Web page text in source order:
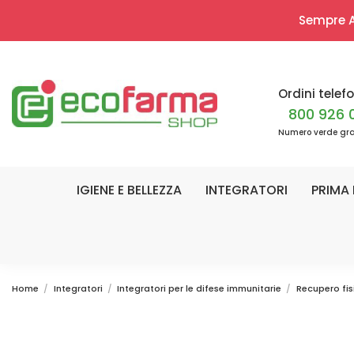
Sempre
Ordini
800 926
Numero verde
IGIENE E BELLEZZA INTEGRATORI PRIMA
Home Integratori Integratori per le difese immunitarie Recupero